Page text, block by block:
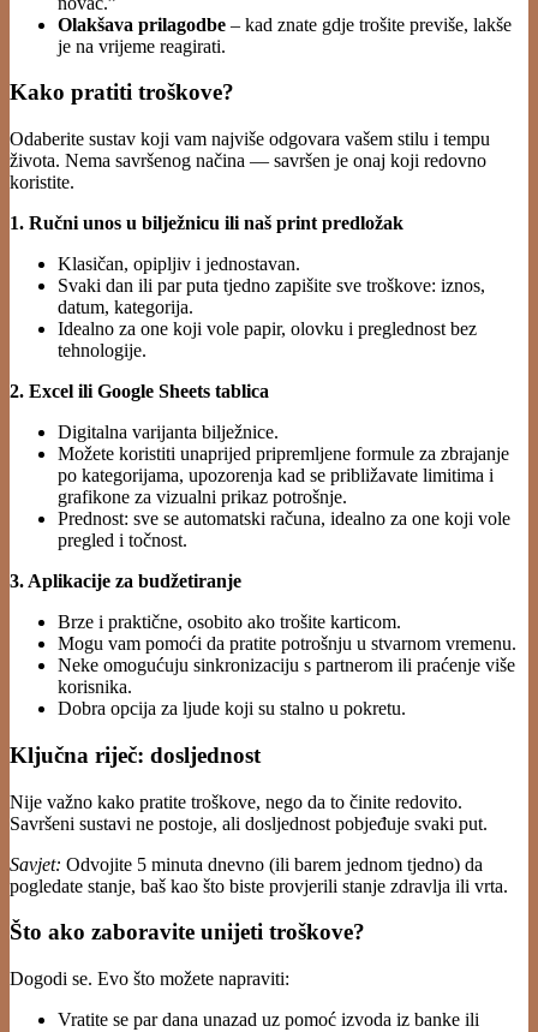
Olakšava prilagodbe – kad znate gdje trošite previše, lakše
je na vrijeme reagirati.
Kako pratiti troškove?
Odaberite sustav koji vam najviše odgovara vašem stilu i tempu
života. Nema savršenog načina — savršen je onaj koji redovno
koristite.
1. Ručni unos u bilježnicu ili naš print predložak
Klasičan, opipljiv i jednostavan.
Svaki dan ili par puta tjedno zapišite sve troškove: iznos,
datum, kategorija.
Idealno za one koji vole papir, olovku i preglednost bez
tehnologije.
2. Excel ili Google Sheets tablica
Digitalna varijanta bilježnice.
Možete koristiti unaprijed pripremljene formule za zbrajanje
po kategorijama, upozorenja kad se približavate limitima i
grafikone za vizualni prikaz potrošnje.
Prednost: sve se automatski računa, idealno za one koji vole
pregled i točnost.
3. Aplikacije za budžetiranje
Brze i praktične, osobito ako trošite karticom.
Mogu vam pomoći da pratite potrošnju u stvarnom vremenu.
Neke omogućuju sinkronizaciju s partnerom ili praćenje više
korisnika.
Dobra opcija za ljude koji su stalno u pokretu.
Ključna riječ: dosljednost
Nije važno kako pratite troškove, nego da to činite redovito.
Savršeni sustavi ne postoje, ali dosljednost pobjeđuje svaki put.
Savjet: Odvojite 5 minuta dnevno (ili barem jednom tjedno) da
pogledate stanje, baš kao što biste provjerili stanje zdravlja ili vrta.
Što ako zaboravite unijeti troškove?
Dogodi se. Evo što možete napraviti:
Vratite se par dana unazad uz pomoć izvoda iz banke ili